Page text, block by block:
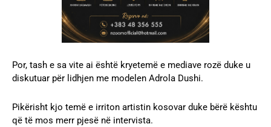
Por, tash e sa vite ai është kryetemë e mediave rozë duke u
diskutuar për lidhjen me modelen Adrola Dushi.
Pikërisht kjo temë e irriton artistin kosovar duke bërë kështu
që të mos merr pjesë në intervista.